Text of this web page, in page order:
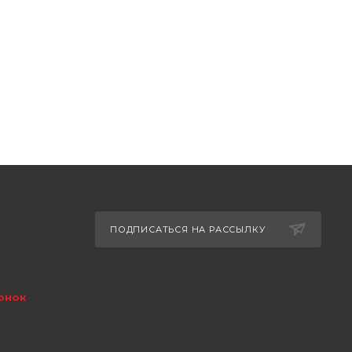
ПОДПИСАТЬСЯ НА РАССЫЛКУ